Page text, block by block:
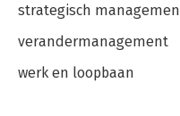
strategisch
verandermanagement
werk en loopbaan